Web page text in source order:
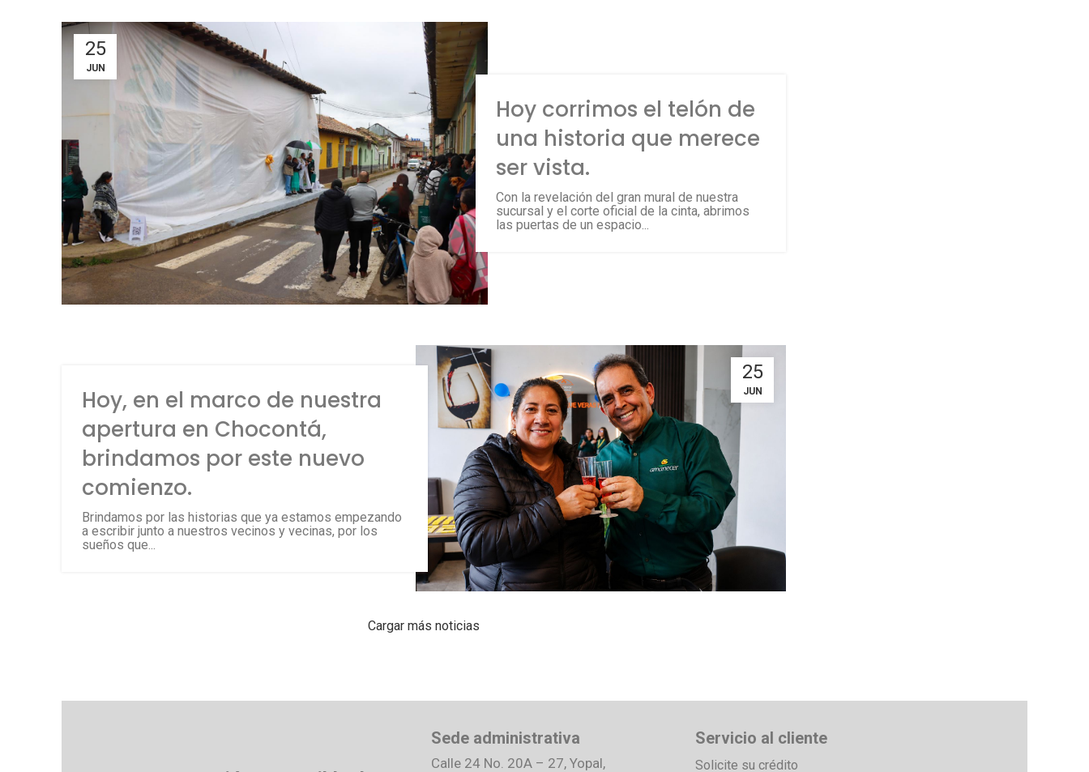
25
JUN
Hoy corrimos el telón de
una historia que merece
ser vista.
Con la revelación del gran mural de nuestra
sucursal y el corte oficial de la cinta, abrimos
las puertas de un espacio...
25
JUN
Hoy, en el marco de nuestra
apertura en Chocontá,
brindamos por este nuevo
comienzo.
Brindamos por las historias que ya estamos empezando
a escribir junto a nuestros vecinos y vecinas, por los
sueños que...
Cargar más noticias
Sede administrativa
Calle 24 No. 20A – 27, Yopal,
Servicio al cliente
Solicite su crédito